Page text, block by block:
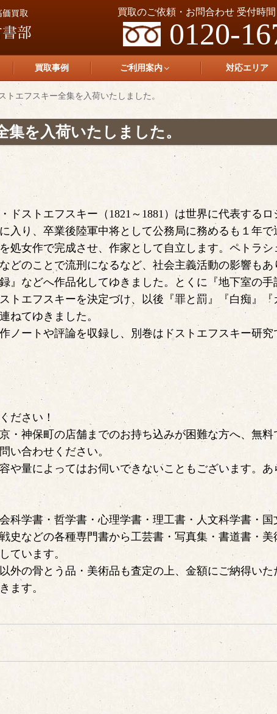
買取のご依頼・お問合わせ 受付時間
0120-
買取事例 ご利用案内 対応エリア
トエフスキー全集を入荷いたしました。
集を入荷いたしました。
ドストエフスキー（1821～1881）は世界に代表するロ
入り、卒業後陸軍中将として公務局に務めるも１年で
処女作で完成させ、作家として自立します。ペトラシ
どのことで流刑になるなど、社会主義活動の影響もあ
』などへ作品化してゆきました。とくに『地下室の手
トエフスキーを決定づけ、以後『罪と罰』『白痴』『
ねてゆきました。
ノートや評論を収録し、別巻はドストエフスキー研究
ださい！
・神保町の店舗までのお持ち込みが困難な方へ、無料
い合わせください。
や量によってはお伺いできないこともございます。あ
科学書・哲学書・心理学書・理工書・人文科学書・国
史などの各種専門書から工芸書・写真集・書道書・美
ています。
外の骨とう品・美術品も査定の上、金額にご納得いた
ます。